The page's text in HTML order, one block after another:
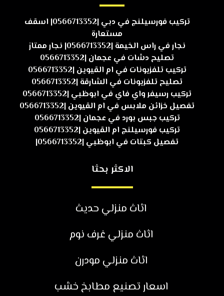
تركيب فورسيلنج في دبي |0566713352| اسقف
مستعارة
نجار في راس الخيمة |0566713352| نجار ممتاز
تصليح دشات في عجمان |0566713352
تركيب تلفزيونات في ام القيوين |0566713352
تصليح تلفزيونات في الشارقة |0566713352
تركيب رسيفر واي فاي في ابوظبي |0566713352
تفصيل خزائن ملابس في ام القيوين |0566713352
تركيب جبس بورد في عجمان |0566713352
تركيب فورسيلنج ام القيوين |0566713352
تفصيل كبتات في ابوظبي |0566713352|
الاكثر بحثا
اثاث منزلي حديث
اثاث منزلي غرف نوم
اثاث منزلي مودرن
اسعار تصنيع مطابخ خشب